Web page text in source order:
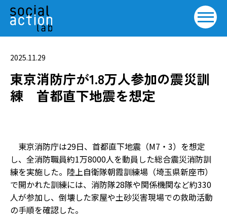
2025.11.29
東京消防庁が1.8万人参加の震災訓
練 首都直下地震を想定
東京消防庁は29日、首都直下地震（M7・3）を想定
し、全消防職員約1万8000人を動員した総合震災消防訓
練を実施した。陸上自衛隊朝霞訓練場（埼玉県新座市）
で開かれた訓練には、消防隊28隊や関係機関など約330
人が参加し、倒壊した家屋や土砂災害現場での救助活動
の手順を確認した。